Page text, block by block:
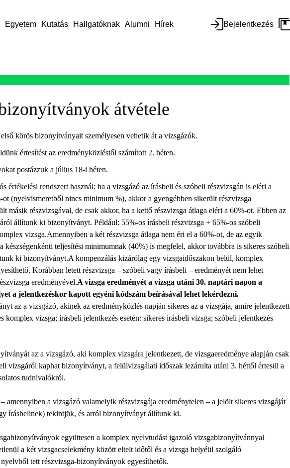
Egyetem Kutatás Hallgatóknak Alumni Hírek Bejelentkezés
átvétele
körös bizonyítványait személyesen vehetik át a vizsgázók.
értesítést az eredményközléstől számított 2. héten.
postázzuk a július 18-i héten.
értékelési rendszert használ: ha a vizsgázó az írásbeli és szóbeli részvizsgán is eléri a
ot (nyelvismeretből nincs minimum %), akkor a gyengébben sikerült részvizsga
másik részvizsgával, de csak akkor, ha a kettő részvizsga átlaga eléri a 60%-ot. Ebben az
állítunk ki bizonyítványt. Például: 55%-os írásbeli részvizsga + 65%-os szóbeli
vizsga.Amennyiben a két részvizsga átlaga nem éri el a 60%-ot, de az egyik
készségenkénti teljesítési minimumnak (40%) is megfelel, akkor továbbra is sikeres szóbeli
ki bizonyítványt.A kompenzálás kizárólag egy vizsgaidőszakon belül, komplex
Korábban letett részvizsga – szóbeli vagy írásbeli – eredményét nem lehet
eredményével.A vizsga eredményét a vizsga utáni 30. naptári napon a
a jelentkezéskor kapott egyéni kódszám beírásával lehet lekérdezni.
az a vizsgázó, akinek az eredményközlés napján sikeres az a vizsgája, amire jelentkezett
komplex vizsga; írásbeli jelentkezés esetén: sikeres írásbeli vizsga; szóbeli jelentkezés
az a vizsgázó, aki komplex vizsgára jelentkezett, de vizsgaeredménye alapján csak
vizsgáról kaphat bizonyítványt, a felülvizsgálati időszak lezárulta utáni 3. héttől értesül a
tudnivalókról.
amennyiben a vizsgázó valamelyik részvizsgája eredménytelen – a jelölt sikeres vizsgáját
írásbelinek) tekintjük, és arról bizonyítványt állítunk ki.
együttesen a komplex nyelvtudást igazoló vizsgabizonyítvánnyal
a két vizsgacselekmény között eltelt időtől és a vizsga helyéül szolgáló
tett részvizsga-bizonyítványok egyesíthetők.